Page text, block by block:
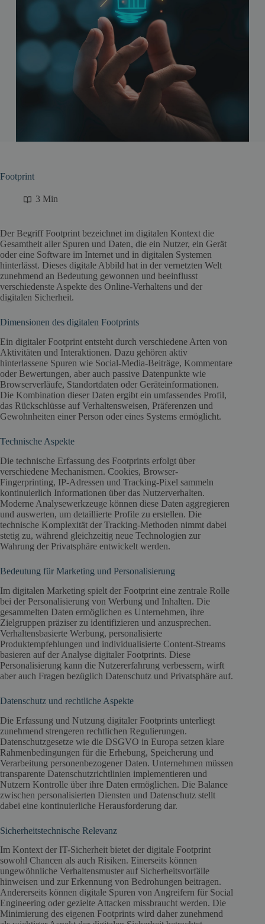
Footprint
3 Min
Der Begriff Footprint bezeichnet im digitalen Kontext die
Gesamtheit aller Spuren und Daten, die ein Nutzer, ein Gerät
oder eine Software im Internet und in digitalen Systemen
hinterlässt. Dieses digitale Abbild hat in der vernetzten Welt
zunehmend an Bedeutung gewonnen und beeinflusst
verschiedenste Aspekte des Online-Verhaltens und der
digitalen Sicherheit.
Dimensionen des digitalen Footprints
Ein digitaler Footprint entsteht durch verschiedene Arten von
Aktivitäten und Interaktionen. Dazu gehören aktiv
hinterlassene Spuren wie Social-Media-Beiträge, Kommentare
oder Bewertungen, aber auch passive Datenpunkte wie
Browserverläufe, Standortdaten oder Geräteinformationen.
Die Kombination dieser Daten ergibt ein umfassendes Profil,
das Rückschlüsse auf Verhaltensweisen, Präferenzen und
Gewohnheiten einer Person oder eines Systems ermöglicht.
Technische Aspekte
Die technische Erfassung des Footprints erfolgt über
verschiedene Mechanismen. Cookies, Browser-
Fingerprinting, IP-Adressen und Tracking-Pixel sammeln
kontinuierlich Informationen über das Nutzerverhalten.
Moderne Analysewerkzeuge können diese Daten aggregieren
und auswerten, um detaillierte Profile zu erstellen. Die
technische Komplexität der Tracking-Methoden nimmt dabei
stetig zu, während gleichzeitig neue Technologien zur
Wahrung der Privatsphäre entwickelt werden.
Bedeutung für Marketing und Personalisierung
Im digitalen Marketing spielt der Footprint eine zentrale Rolle
bei der Personalisierung von Werbung und Inhalten. Die
gesammelten Daten ermöglichen es Unternehmen, ihre
Zielgruppen präziser zu identifizieren und anzusprechen.
Verhaltensbasierte Werbung, personalisierte
Produktempfehlungen und individualisierte Content-Streams
basieren auf der Analyse digitaler Footprints. Diese
Personalisierung kann die Nutzererfahrung verbessern, wirft
aber auch Fragen bezüglich Datenschutz und Privatsphäre auf.
Datenschutz und rechtliche Aspekte
Die Erfassung und Nutzung digitaler Footprints unterliegt
zunehmend strengeren rechtlichen Regulierungen.
Datenschutzgesetze wie die DSGVO in Europa setzen klare
Rahmenbedingungen für die Erhebung, Speicherung und
Verarbeitung personenbezogener Daten. Unternehmen müssen
transparente Datenschutzrichtlinien implementieren und
Nutzern Kontrolle über ihre Daten ermöglichen. Die Balance
zwischen personalisierten Diensten und Datenschutz stellt
dabei eine kontinuierliche Herausforderung dar.
Sicherheitstechnische Relevanz
Im Kontext der IT-Sicherheit bietet der digitale Footprint
sowohl Chancen als auch Risiken. Einerseits können
ungewöhnliche Verhaltensmuster auf Sicherheitsvorfälle
hinweisen und zur Erkennung von Bedrohungen beitragen.
Andererseits können digitale Spuren von Angreifern für Social
Engineering oder gezielte Attacken missbraucht werden. Die
Minimierung des eigenen Footprints wird daher zunehmend